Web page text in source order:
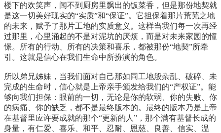
楼下的欢笑声，闻不到厨房里飘出的饭菜香，但是那份地契就
是这一切美好现实的“实质”和“保证”。它担保着那片荒芜之地
的未来，赋予了那片工地的实质意义。这样当我们每一次再经
过那里，心里涌起的不是对泥坑的厌烦，而是对未来家园的憧
憬。所有的行动、所有的决策和喜乐，都被那份“地契”所牵
引。这就是信心在我们生命中所扮演的角色。
所以弟兄姊妹，当我们面对自己那如同工地般杂乱、破碎、未
完成的生命时，信心就是上帝亲手颁发给我们的“产权证”。能
够向我们担保：眼前的一切，无论是你的软弱、你的失败、你
的病痛、你的缺乏，都不是最终版本的。最终的版本乃是上帝
在基督里应许要成就的那个“更新的人”，那个满有基督长成的
身量，有仁爱、喜乐、和平、忍耐、恩慈、良善、信实、温